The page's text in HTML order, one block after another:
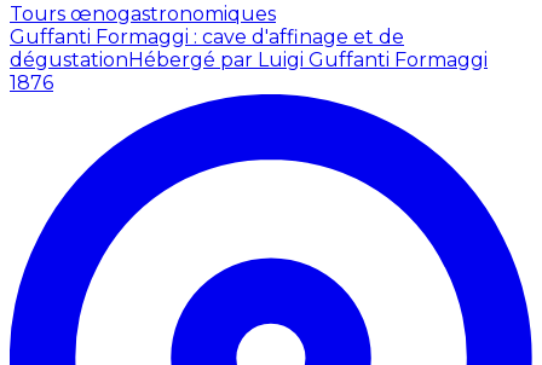
Tours œnogastronomiques
Guffanti Formaggi : cave d'affinage et de
dégustationHébergé par Luigi Guffanti Formaggi
1876